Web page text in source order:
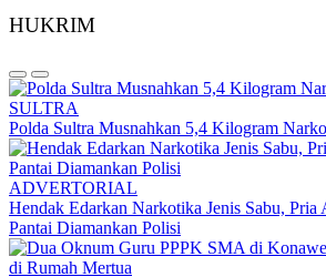
HUKRIM
SULTRA
Polda Sultra Musnahkan 5,4 Kilogram
ADVERTORIAL
Hendak Edarkan Narkotika Jenis Sabu, Pria
Pantai Diamankan Polisi